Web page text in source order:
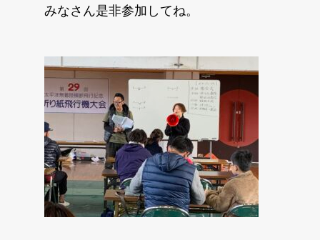
みなさん是非参加してね。